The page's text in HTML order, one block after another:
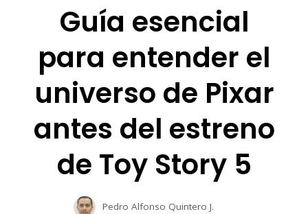
Guía esencial
para entender el
universo de Pixar
antes del estreno
de Toy Story 5
Pedro Alfonso Quintero J.